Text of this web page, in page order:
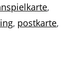
,
, postkarte,